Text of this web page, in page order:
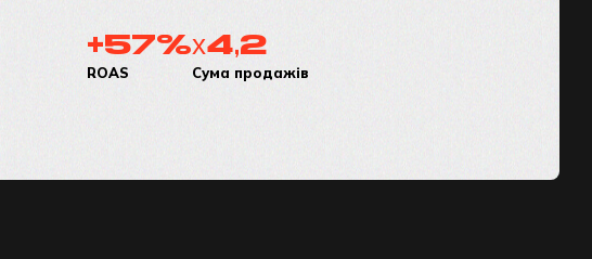
+57%
ROAS
х4,2
Сума продажів